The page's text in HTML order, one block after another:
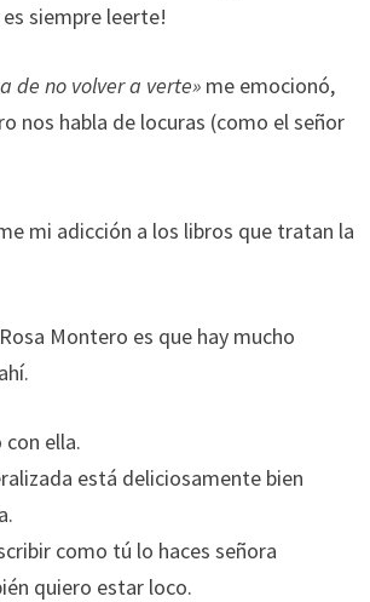
siempre leerte!
de no volver a verte»me emocionó,
nos habla de locuras (como el señor
mi adicción a los libros que tratan la
Montero es que hay mucho
ella.
está deliciosamente bien
como tú lo haces señora
quiero estar loco.